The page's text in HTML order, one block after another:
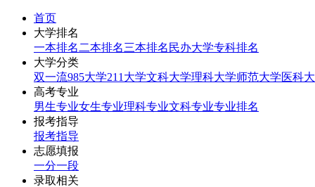
首页
大学排名
一本排名 二本排名三本排名 民办大学专科排名
大学分类
双一流985大学211大学文科大学理科大学师范大学医科
高考专业
男生专业女生专业理科专业文科专业专业排名
报考指导
报考指导
志愿填报
一分一段
录取相关